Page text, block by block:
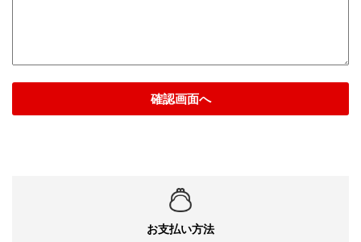
確認画面へ
お支払い方法